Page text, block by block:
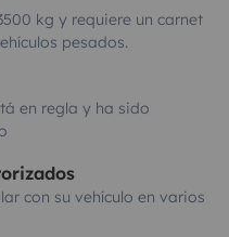
kg y requiere un carnet
pesados.
en regla y ha sido
con su vehículo en varios